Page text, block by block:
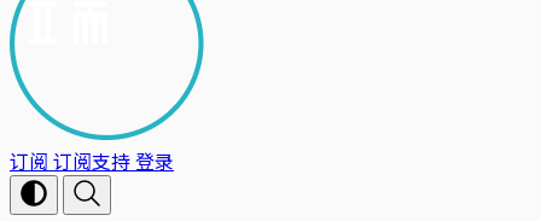
订阅 订阅支持登录